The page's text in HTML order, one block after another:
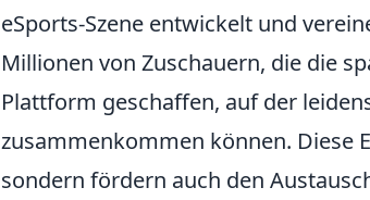
eSports-Szene entwickelt und
Millionen von Zuschauern, die die
Plattform geschaffen, auf der
zusammenkommen können. Diese
sondern fördern auch den